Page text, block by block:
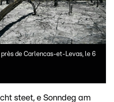
de Carlencas-et-Levas, le 6
steet, e Sonndeg am